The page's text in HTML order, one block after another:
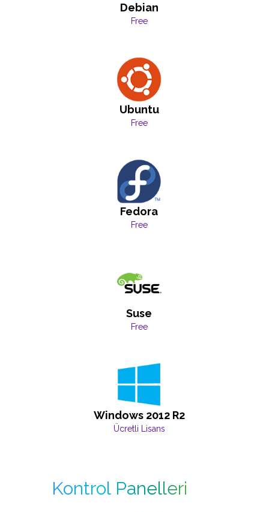
Debian
Free
Ubuntu
Free
Fedora
Free
Suse
Free
Windows 2012 R2
Ücretli Lisans
Kontrol Panelleri